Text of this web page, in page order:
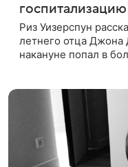
Риз Уизерспун
летнего отца Джона
накануне попал в